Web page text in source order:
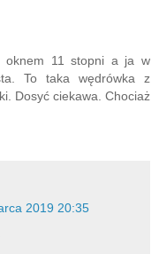
oknem 11 stopni a ja w
To taka wędrówka z
Dosyć ciekawa. Chociaż
2019 20:35